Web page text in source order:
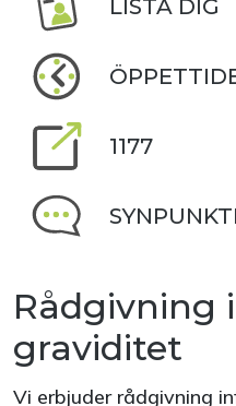
LISTA DIG
1177
Rådgivning
graviditet
Vi erbjuder rådgivning